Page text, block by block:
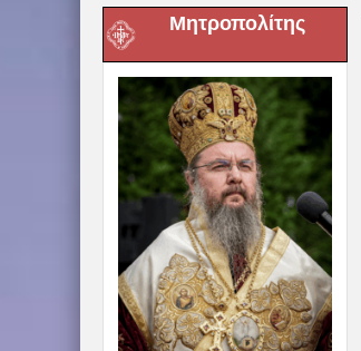
Μητροπολίτης